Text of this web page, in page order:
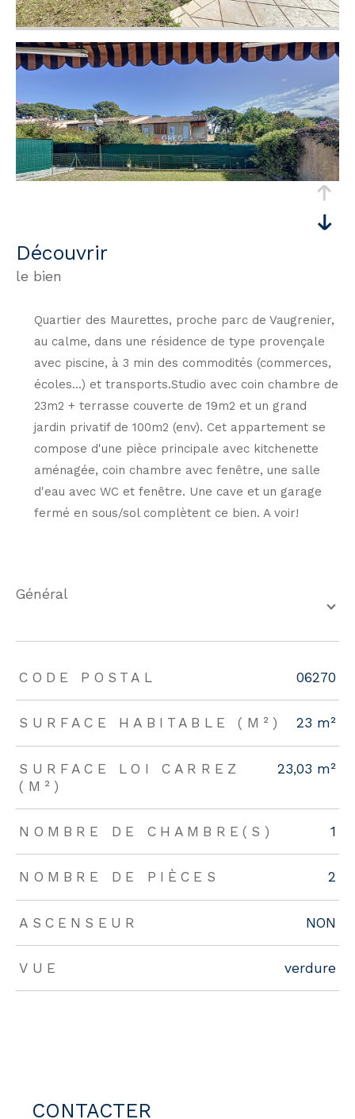
découvrir
le bien
Quartier des Maurettes, proche parc de Vaugrenier,
au calme, dans une résidence de type provençale
avec piscine, à 3 min des commodités (commerces,
écoles...) et transports.Studio avec coin chambre de
23m2 + terrasse couverte de 19m2 et un grand
jardin privatif de 100m2 (env). Cet appartement se
compose d'une pièce principale avec kitchenette
aménagée, coin chambre avec fenêtre, une salle
d'eau avec WC et fenêtre. Une cave et un garage
fermé en sous/sol complètent ce bien. A voir!
général
TRAD_ZEPHYR_Caracteristique TRAD_ZEPHYR_Valeurs
CODE POSTAL 06270
SURFACE HABITABLE (M²) 23 m²
SURFACE LOI CARREZ
(M²)
23,03 m²
NOMBRE DE CHAMBRE(S) 1
NOMBRE DE PIÈCES 2
ASCENSEUR NON
VUE verdure
CONTACTER